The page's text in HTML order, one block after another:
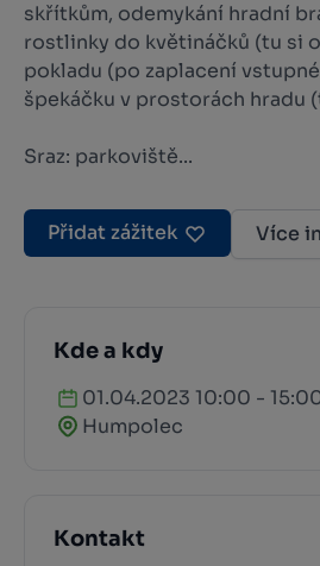
skřítkům, odemykání hradní
rostlinky do květináčků (tu si
pokladu (po zaplacení
špekáčku v prostorách hradu
Sraz: parkoviště...
Přidat zážitek Více
Kde a kdy
01.04.2023 10:00 -
Humpolec
Kontakt